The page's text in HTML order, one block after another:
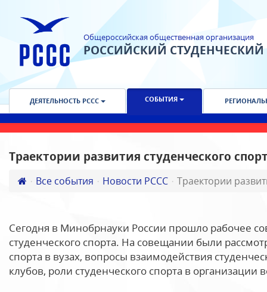
Общероссийская общественная организация
РОССИЙСКИЙ
ДЕЯТЕЛЬНОСТЬ РССС СОБЫТИЯ
Траектории развития студенческого
Все события Новости РССС Траектории
Сегодня в Минобрнауки России прошло рабочее
студенческого спорта. На совещании были
спорта в вузах, вопросы взаимодействия
клубов, роли студенческого спорта в организации